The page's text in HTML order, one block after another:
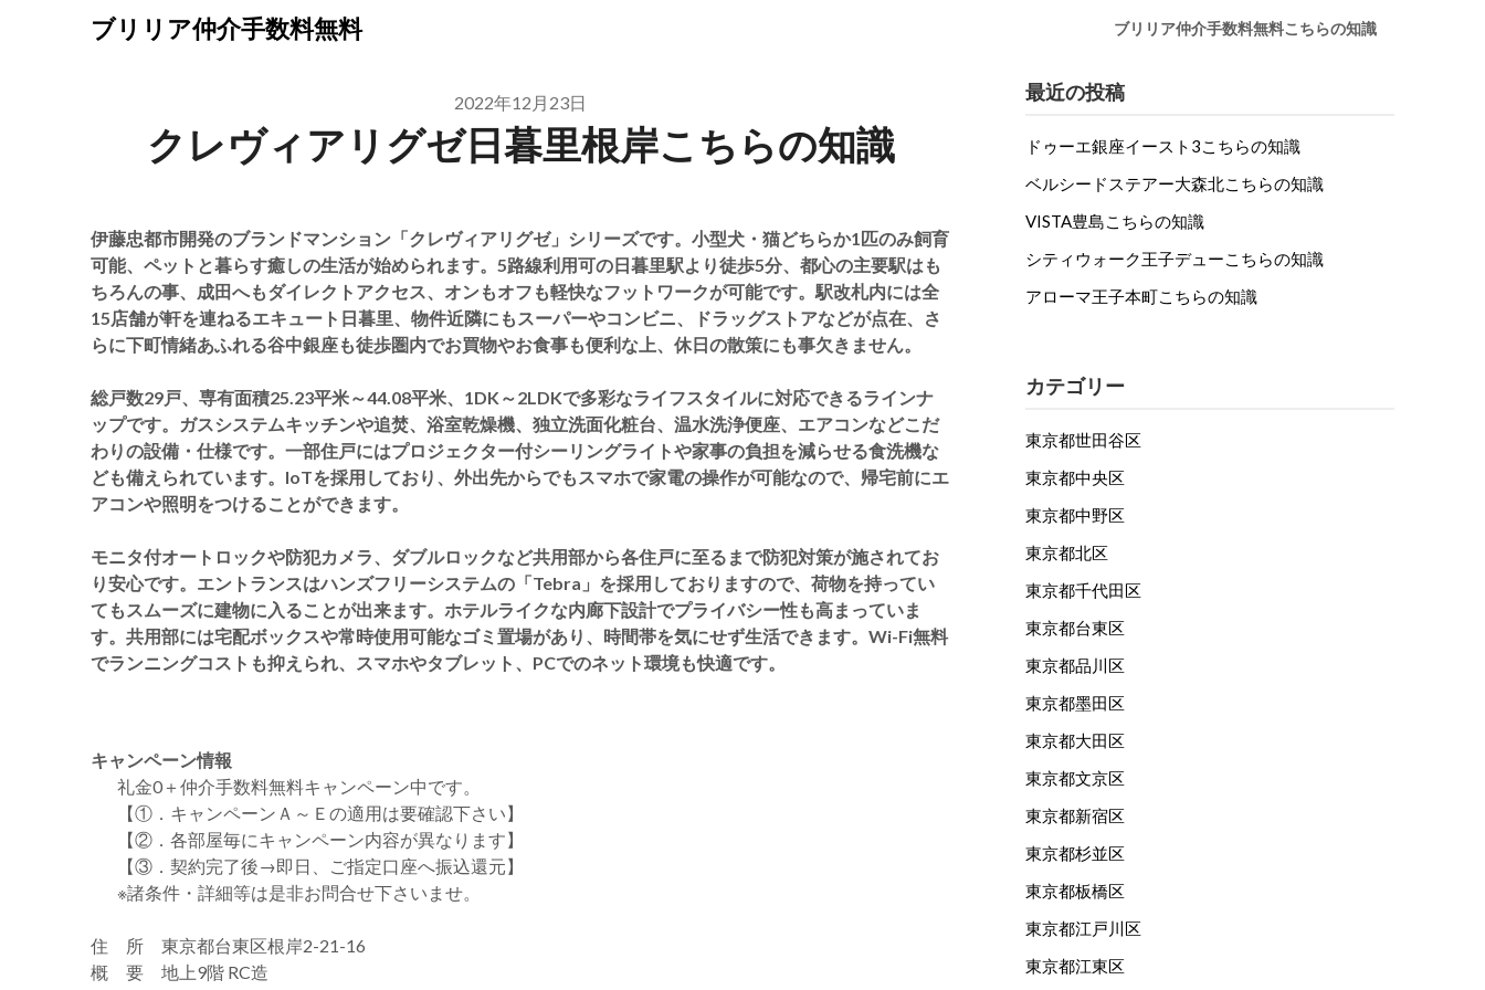
ブリリア仲介手数料無料 ブリリア仲介手数料無料こちらの知識
2022年12月23日
クレヴィアリグゼ日暮里根岸こちらの知識
伊藤忠都市開発のブランドマンション「クレヴィアリグゼ」シリーズです。小型犬・猫どちらか1匹のみ飼育
可能、ペットと暮らす癒しの生活が始められます。5路線利用可の日暮里駅より徒歩5分、都心の主要駅はも
ちろんの事、成田へもダイレクトアクセス、オンもオフも軽快なフットワークが可能です。駅改札内には全
15店舗が軒を連ねるエキュート日暮里、物件近隣にもスーパーやコンビニ、ドラッグストアなどが点在、さ
らに下町情緒あふれる谷中銀座も徒歩圏内でお買物やお食事も便利な上、休日の散策にも事欠きません。
総戸数29戸、専有面積25.23平米～44.08平米、1DK～2LDKで多彩なライフスタイルに対応できるラインナ
ップです。ガスシステムキッチンや追焚、浴室乾燥機、独立洗面化粧台、温水洗浄便座、エアコンなどこだ
わりの設備・仕様です。一部住戸にはプロジェクター付シーリングライトや家事の負担を減らせる食洗機な
ども備えられています。IoTを採用しており、外出先からでもスマホで家電の操作が可能なので、帰宅前にエ
アコンや照明をつけることができます。
モニタ付オートロックや防犯カメラ、ダブルロックなど共用部から各住戸に至るまで防犯対策が施されてお
り安心です。エントランスはハンズフリーシステムの「Tebra」を採用しておりますので、荷物を持ってい
てもスムーズに建物に入ることが出来ます。ホテルライクな内廊下設計でプライバシー性も高まっていま
す。共用部には宅配ボックスや常時使用可能なゴミ置場があり、時間帯を気にせず生活できます。Wi-Fi無料
でランニングコストも抑えられ、スマホやタブレット、PCでのネット環境も快適です。
キャンペーン情報
礼金0 ＋仲介手数料無料キャンペーン中です。
【①．キャンペーンＡ～Ｅの適用は要確認下さい】
【②．各部屋毎にキャンペーン内容が異なります】
【③．契約完了後→即日、ご指定口座へ振込還元】
※諸条件・詳細等は是非お問合せ下さいませ。
住 所 東京都台東区根岸2-21-16
概 要 地上9階 RC造
最近の投稿
ドゥーエ銀座イースト3こちらの知識
ベルシードステアー大森北こちらの知識
VISTA豊島こちらの知識
シティウォーク王子デューこちらの知識
アローマ王子本町こちらの知識
カテゴリー
東京都世田谷区
東京都中央区
東京都中野区
東京都北区
東京都千代田区
東京都台東区
東京都品川区
東京都墨田区
東京都大田区
東京都文京区
東京都新宿区
東京都杉並区
東京都板橋区
東京都江戸川区
東京都江東区